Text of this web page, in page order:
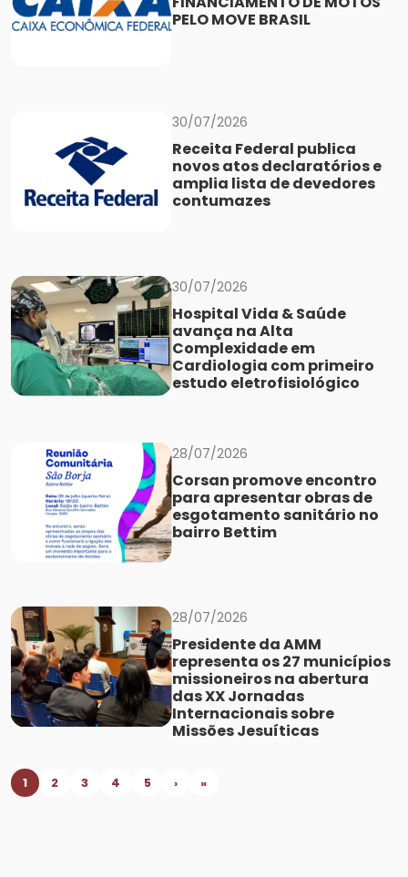
PELO MOVE BRASIL
30/07/2026
Receita Federal publica
novos atos declaratórios e
amplia lista de devedores
contumazes
30/07/2026
Hospital Vida & Saúde
avança na Alta
Complexidade em
Cardiologia com primeiro
estudo eletrofisiológico
28/07/2026
Corsan promove encontro
para apresentar obras de
esgotamento sanitário no
bairro Bettim
28/07/2026
Presidente da AMM
representa os 27 municípios
missioneiros na abertura
das XX Jornadas
Internacionais sobre
Missões Jesuíticas
1 2 3 4 5 › »